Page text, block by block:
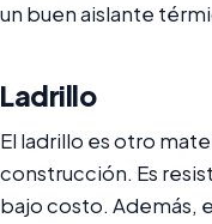
un buen aislante
Ladrillo
El ladrillo es otro
construcción. Es
bajo costo. Además,